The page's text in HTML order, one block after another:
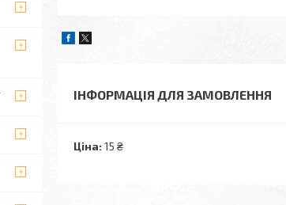
ІНФОРМАЦІЯ ДЛЯ ЗАМОВЛЕННЯ
Ціна: 15 ₴